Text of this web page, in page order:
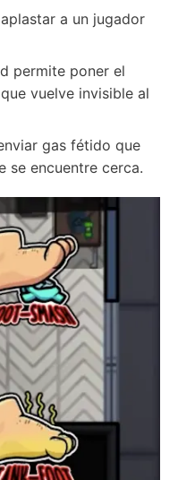
a un jugador
permite poner el
vuelve invisible al
gas fétido que
se encuentre cerca.